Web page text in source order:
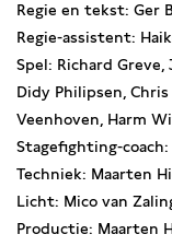
Regie en tekst: Ger
Regie-assistent:
Spel: Richard
Didy Philipsen,
Veenhoven, Harm
Stagefighting-
Techniek: Maarten
Licht: Mico van
Productie: Maarten